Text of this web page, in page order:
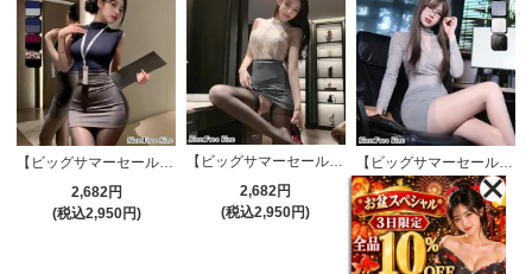
【ビッグサマーセール対象品】セクシーコスプレ(SEXYCOSPLAY) 4421
2,682円
(税込2,950円)
【ビッグサマーセール対象品】セクシーコスプレ(SEXYCOSPLAY) 4191
2,682円
(税込2,950円)
【ビッグサマーセール対象品】セクシーコスプレ(SEXYCOSPLAY) 4173
3,132円
(税込3,445円)